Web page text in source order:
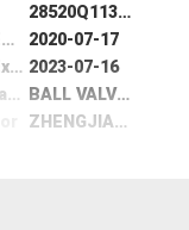
28520Q11342R1S
Data de Emissão
2020-07-17
Data de Expiração 2023-07-16
Âmbito Gama /
BALL VALVE,GATE VALVE, GLOBE VALVE, CHECK VALVE
ZHENGJIANG SHENGBIAO TESTING CERTIFICATION CO.,LTD